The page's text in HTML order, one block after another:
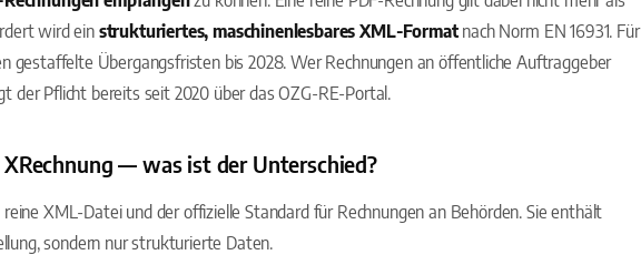
wird ein strukturiertes, maschinenlesbares XML-Formatnach Norm EN 16931. Für
gestaffelte Übergangsfristen bis 2028. Wer Rechnungen an öffentliche Auftraggeber
der Pflicht bereits seit 2020 über das OZG-RE-Portal.
XRechnung — was ist der Unterschied?
XML-Datei und der offizielle Standard für Rechnungen an Behörden. Sie enthält
sondern nur strukturierte Daten.